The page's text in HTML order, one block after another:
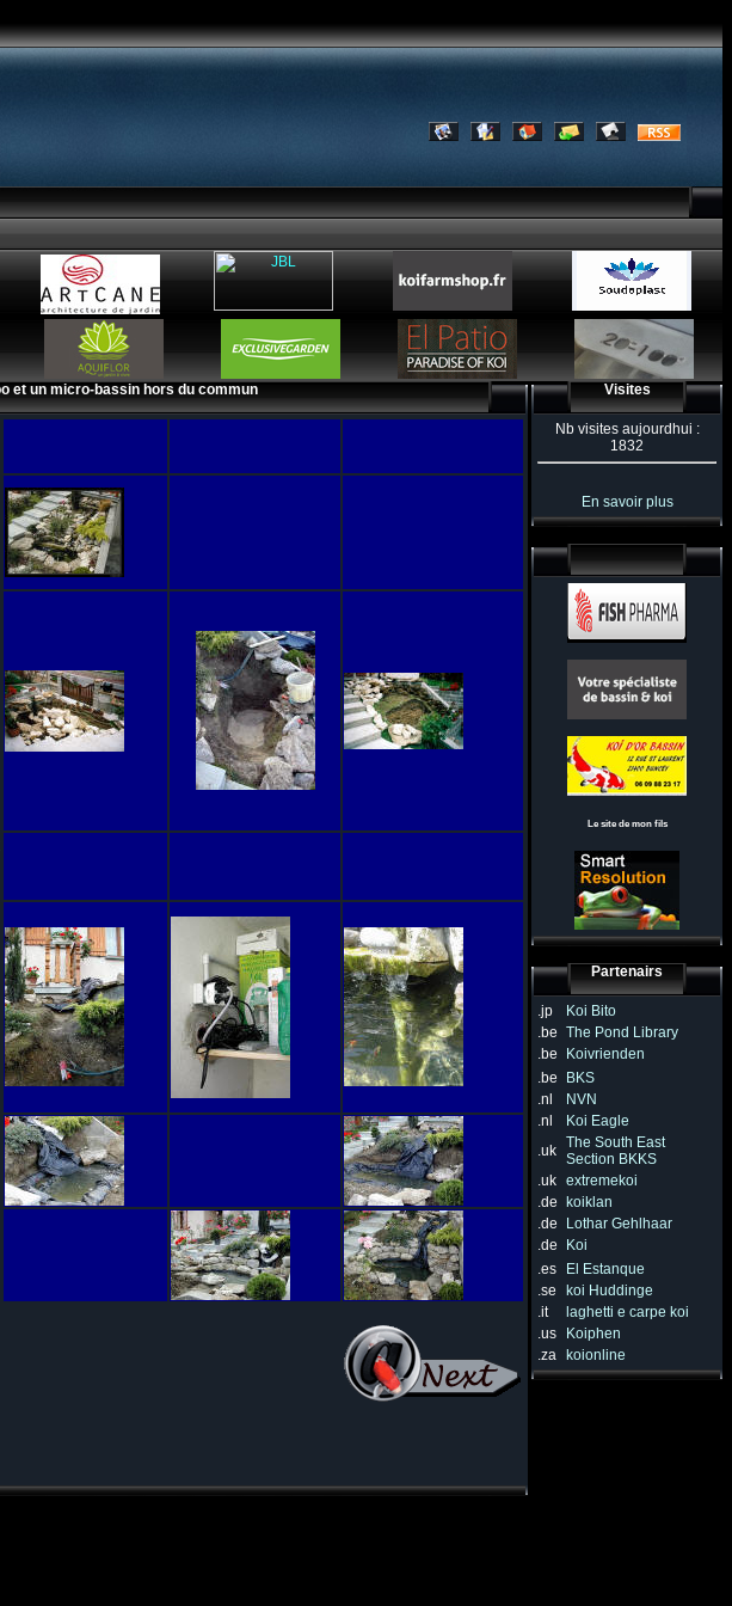
et un micro-bassin hors du commun Visites
Nb visites aujourdhui :
1832
En savoir plus
Le site de mon fils
Partenairs
.jp
Koi Bito
.be The Pond Library
.be
Koivrienden
.be
BKS
.nl
NVN
.nl
Koi Eagle
.uk The South East
Section BKKS
.uk extremekoi
.de
koiklan
.de
Lothar Gehlhaar
.de
Koi
.es
El Estanque
.se
koi Huddinge
.it
laghetti e carpe koi
.us
Koiphen
.za
koionline